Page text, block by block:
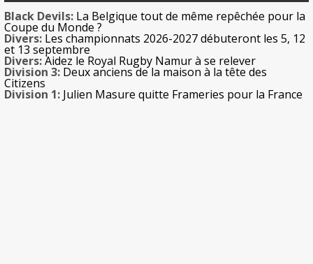
Black Devils: La Belgique tout de même repêchée pour la
Coupe du Monde ?
Divers: Les championnats 2026-2027 débuteront les 5, 12
et 13 septembre
Divers:Aidez le Royal Rugby Namur à se relever
Division 3: Deux anciens de la maison à la tête des
Citizens
Division 1: Julien Masure quitte Frameries pour la France